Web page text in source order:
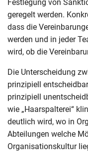
Festlegung von
geregelt werden.
dass die
werden und in jeder
wird, ob die
Die Unterscheidung
prinzipiell
prinzipiell
wie „Haarspalterei“
deutlich wird, wo in
Abteilungen welche
Organisationskultur